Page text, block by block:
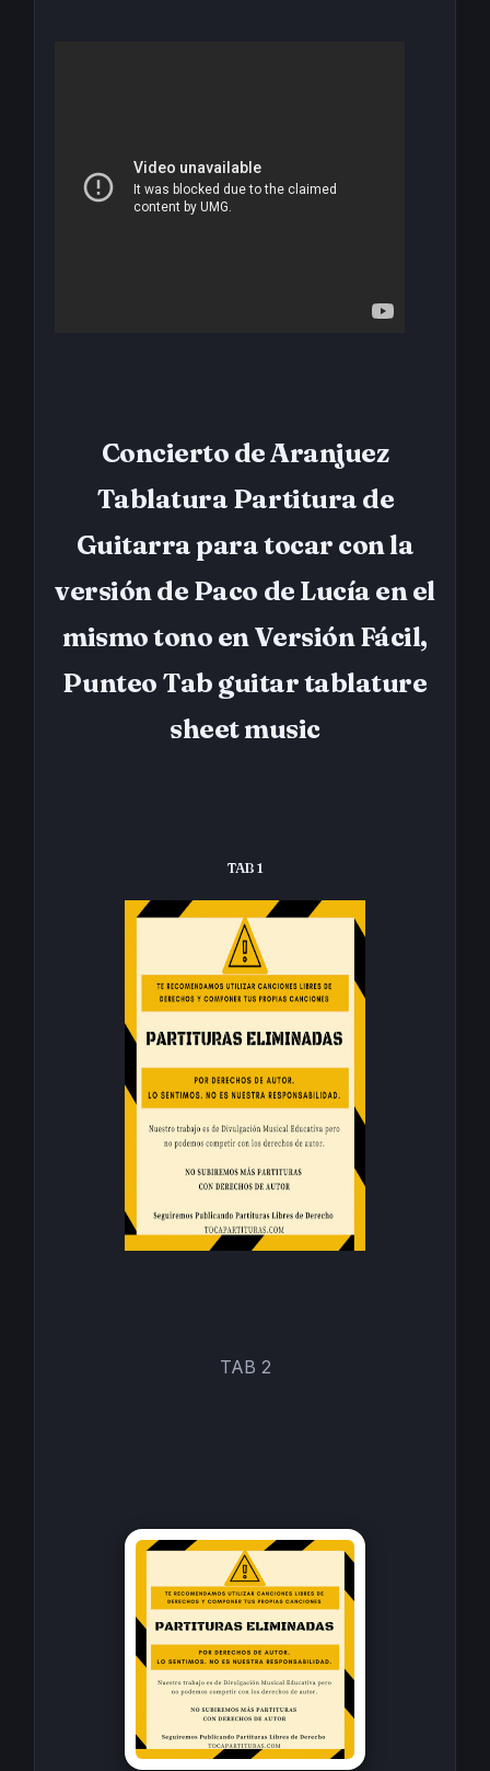
Concierto de Aranjuez
Tablatura Partitura de
Guitarra para tocar con la
versión de Paco de Lucía en el
mismo tono en Versión Fácil,
Punteo Tab guitar tablature
sheet music
TAB 1
TAB 2